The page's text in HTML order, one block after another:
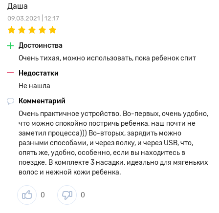
Даша
09.03.2021 | 12:17
Достоинства
Очень тихая, можно использовать, пока ребенок спит
Недостатки
Не нашла
Комментарий
Очень практичное устройство. Во-первых, очень удобно,
что можно спокойно постричь ребенка, наш почти не
заметил процесса))) Во-вторых, зарядить можно
разными способами, и через волку, и через USB, что,
опять же, удобно, особенно, если вы находитесь в
поездке. В комплекте 3 насадки, идеально для мягеньких
волос и нежной кожи ребенка.
0 0